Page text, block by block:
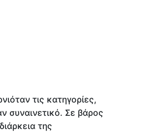
τις κατηγορίες,
συναινετικό. Σε βάρος
της